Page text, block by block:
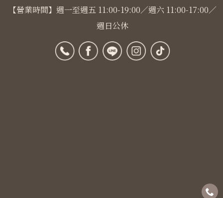
【營業時間】週一至週五 11:00-19:00／週六 11:00-17:00／
週日公休